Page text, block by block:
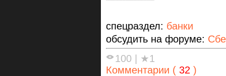
спецраздел: банки
обсудить на форуме:
100
★1
Комментарии ( 32 )